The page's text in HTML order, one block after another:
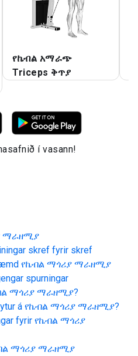
የኬብል አማራጭ
Triceps ቅጥያ
í vasann!
ማራዘሚያ
skref fyrir skref
የኬብል ማጎሪያ ማራዘሚያ
spurningar
ማጎሪያ ማራዘሚያ?
á የኬብል ማጎሪያ ማራዘሚያ?
fyrir የኬብል ማጎሪያ
ማጎሪያ ማራዘሚያ